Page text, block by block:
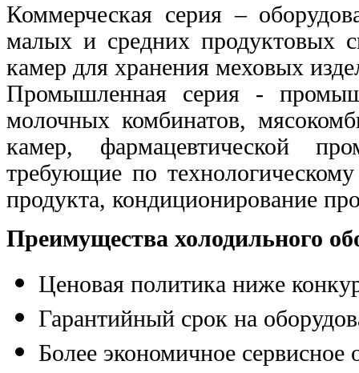
Коммерческая серия –
малых и средних продуктовых
камер для хранения меховых
Промышленная серия -
молочных комбинатов,
камер, фармацевтической
требующие по
продукта, кондиционирование
Преимущества холодильного
Ценовая политика ниже
Гарантийный срок на
Более экономичное сервисное